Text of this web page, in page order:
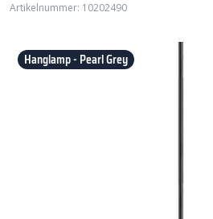
Artikelnummer: 10202490
Hanglamp - Pearl Grey